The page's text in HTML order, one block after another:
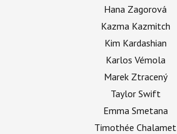
Hana Zagorová
Kazma Kazmitch
Kim Kardashian
Karlos Vémola
Marek Ztracený
Taylor Swift
Emma Smetana
Timothée Chalamet